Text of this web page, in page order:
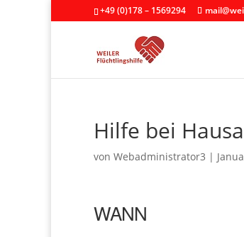
+49 (0)178 – 1569294
Hilfe bei
von Webadministrator3 |
WANN